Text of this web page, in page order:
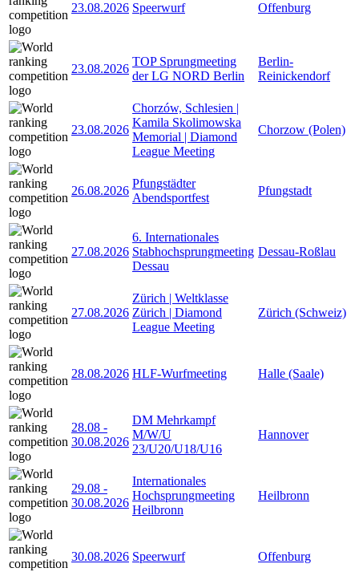
23.08.2026 Speerwurf Offenburg
23.08.2026
TOP Sprungmeeting
der LG NORD Berlin
Berlin-
Reinickendorf
23.08.2026
Chorzów, Schlesien |
Kamila Skolimowska
Memorial | Diamond
League Meeting
Chorzow (Polen)
26.08.2026
Pfungstädter
Abendsportfest
Pfungstadt
27.08.2026
6. Internationales
Stabhochsprungmeeting
Dessau
Dessau-Roßlau
27.08.2026
Zürich | Weltklasse
Zürich | Diamond
League Meeting
Zürich (Schweiz)
28.08.2026 HLF-Wurfmeeting Halle (Saale)
28.08 -
30.08.2026
DM Mehrkampf
M/W/U
23/U20/U18/U16
Hannover
29.08 -
30.08.2026
Internationales
Hochsprungmeeting
Heilbronn
Heilbronn
30.08.2026 Speerwurf Offenburg